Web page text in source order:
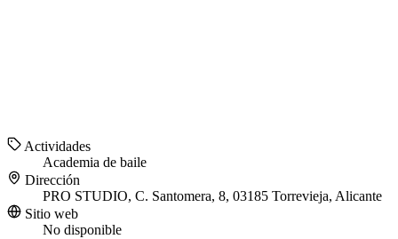
Actividades
Academia de baile
Dirección
PRO STUDIO, C. Santomera, 8, 03185 Torrevieja, Alicante
Sitio web
No disponible